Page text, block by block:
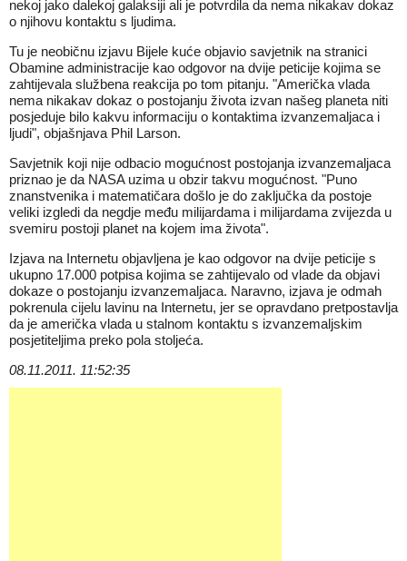
nekoj jako dalekoj galaksiji ali je potvrdila da nema nikakav dokaz
o njihovu kontaktu s ljudima.
Tu je neobičnu izjavu Bijele kuće objavio savjetnik na stranici
Obamine administracije kao odgovor na dvije peticije kojima se
zahtijevala službena reakcija po tom pitanju. "Američka vlada
nema nikakav dokaz o postojanju života izvan našeg planeta niti
posjeduje bilo kakvu informaciju o kontaktima izvanzemaljaca i
ljudi", objašnjava Phil Larson.
Savjetnik koji nije odbacio mogućnost postojanja izvanzemaljaca
priznao je da NASA uzima u obzir takvu mogućnost. "Puno
znanstvenika i matematičara došlo je do zaključka da postoje
veliki izgledi da negdje među milijardama i milijardama zvijezda u
svemiru postoji planet na kojem ima života".
Izjava na Internetu objavljena je kao odgovor na dvije peticije s
ukupno 17.000 potpisa kojima se zahtijevalo od vlade da objavi
dokaze o postojanju izvanzemaljaca. Naravno, izjava je odmah
pokrenula cijelu lavinu na Internetu, jer se opravdano pretpostavlja
da je američka vlada u stalnom kontaktu s izvanzemaljskim
posjetiteljima preko pola stoljeća.
08.11.2011. 11:52:35